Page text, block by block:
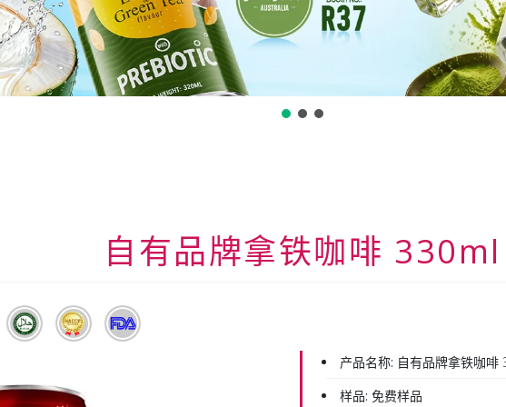
自有品牌拿铁咖啡 330ml
产品名称: 自有品牌拿铁咖啡
样品: 免费样品